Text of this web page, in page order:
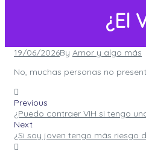
¿El
Posted
19/06/2026By Amor y algo más
No, muchas personas no
Previous
¿Puedo contraer VIH si tengo
Next
¿Si soy joven tengo más riesgo